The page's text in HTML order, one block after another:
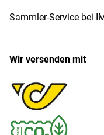
Sammler-Service bei
Wir versenden mit